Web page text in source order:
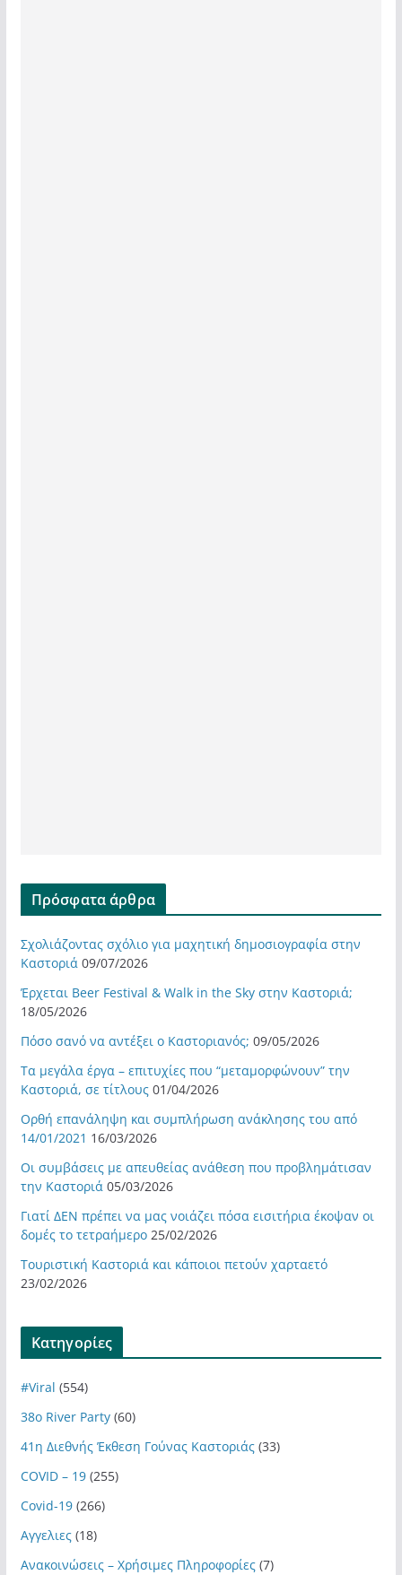
Πρόσφατα άρθρα
Σχολιάζοντας σχόλιο για μαχητική δημοσιογραφία στην
Καστοριά 09/07/2026
Έρχεται Beer Festival & Walk in the Sky στην Καστοριά;
18/05/2026
Πόσο σανό να αντέξει ο Καστοριανός; 09/05/2026
Τα μεγάλα έργα – επιτυχίες που “μεταμορφώνουν” την
Καστοριά, σε τίτλους 01/04/2026
Ορθή επανάληψη και συμπλήρωση ανάκλησης του από
14/01/2021 16/03/2026
Οι συμβάσεις με απευθείας ανάθεση που προβλημάτισαν
την Καστοριά 05/03/2026
Γιατί ΔΕΝ πρέπει να μας νοιάζει πόσα εισιτήρια έκοψαν οι
δομές το τετραήμερο 25/02/2026
Τουριστική Καστοριά και κάποιοι πετούν χαρταετό
23/02/2026
Kατηγορίες
#Viral (554)
38ο River Party(60)
41η Διεθνής Έκθεση Γούνας Καστοριάς(33)
COVID – 19(255)
Covid-19(266)
Αγγελιες(18)
Ανακοινώσεις – Χρήσιμες Πληροφορίες(7)